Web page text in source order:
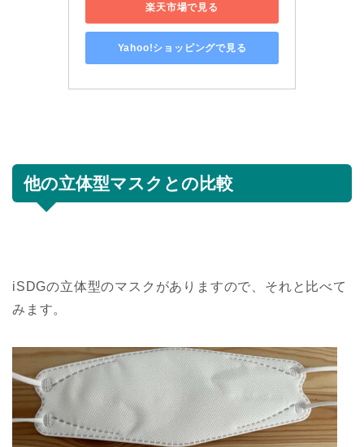
楽天市場で見る
Yahoo!ショッピングで見る
他の立体型マスクとの比較
iSDGの立体型のマスクがありますので、それと比べて
みます。